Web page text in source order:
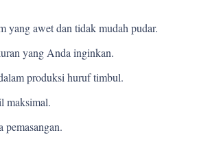
yang awet dan tidak mudah pudar.
yang Anda inginkan.
produksi huruf timbul.
maksimal.